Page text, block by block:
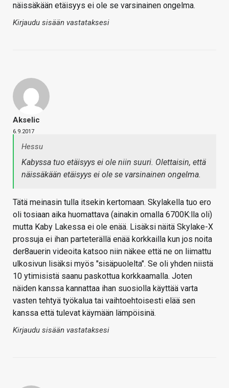
näissäkään etäisyys ei ole se varsinainen ongelma.
Kirjaudu sisään vastataksesi
Akselic
6.9.2017
Hessu
Kabyssa tuo etäisyys ei ole niin suuri. Olettaisin, että
näissäkään etäisyys ei ole se varsinainen ongelma.
Tätä meinasin tulla itsekin kertomaan. Skylakella tuo ero
oli tosiaan aika huomattava (ainakin omalla 6700K:lla oli)
mutta Kaby Lakessa ei ole enää. Lisäksi näitä Skylake-X
prossuja ei ihan parteterällä enää korkkailla kun jos noita
der8auerin videoita katsoo niin näkee että ne on liimattu
ulkosivun lisäksi myös "sisäpuolelta". Se oli yhden niistä
10 ytimisistä saanu paskottua korkkaamalla. Joten
näiden kanssa kannattaa ihan suosiolla käyttää varta
vasten tehtyä työkalua tai vaihtoehtoisesti elää sen
kanssa että tulevat käymään lämpöisinä.
Kirjaudu sisään vastataksesi